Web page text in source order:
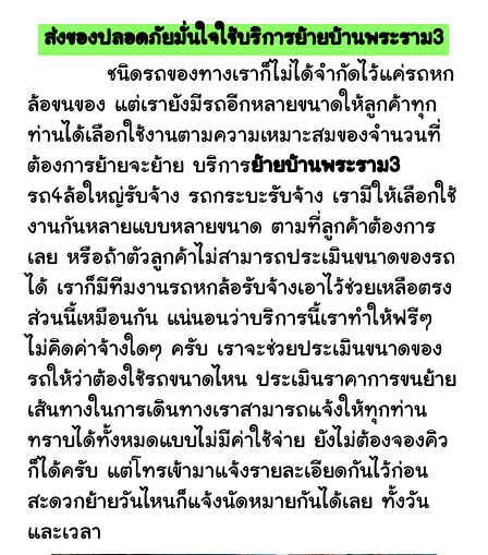
ส่งของปลอดภัยมั่นใจใช้บริการย้ายบ้านพระราม3
ชนิดรถของทางเราก็ไม่ได้จำกัดไว้แค่รถหก
ล้อขนของ แต่เรายังมีรถอีกหลายขนาดให้ลูกค้าทุก
ท่านได้เลือกใช้งานตามความเหมาะสมของจำนวนที่
ต้องการย้ายจะย้าย บริการย้ายบ้านพระราม3
รถ4ล้อใหญ่รับจ้าง รถกระบะรับจ้าง เรามีให้เลือกใช้
งานกันหลายแบบหลายขนาด ตามที่ลูกค้าต้องการ
เลย หรือถ้าตัวลูกค้าไม่สามารถประเมินขนาดของรถ
ได้ เราก็มีทีมงานรถหกล้อรับจ้างเอาไว้ช่วยเหลือตรง
ส่วนนี้เหมือนกัน แน่นอนว่าบริการนี้เราทำให้ฟรีๆ
ไม่คิดค่าจ้างใดๆ ครับ เราจะช่วยประเมินขนาดของ
รถให้ว่าต้องใช้รถขนาดไหน ประเมินราคาการขนย้าย
เส้นทางในการเดินทางเราสามารถแจ้งให้ทุกท่าน
ทราบได้ทั้งหมดแบบไม่มีค่าใช้จ่าย ยังไม่ต้องจองคิว
ก็ได้ครับ แต่โทรเข้ามาแจ้งรายละเอียดกันไว้ก่อน
สะดวกย้ายวันไหนก็แจ้งนัดหมายกันได้เลย ทั้งวัน
และเวลา